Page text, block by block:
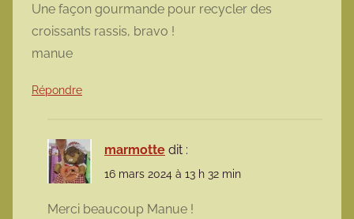
Une façon gourmande pour recycler des
croissants rassis, bravo !
manue
Répondre
marmotte dit :
16 mars 2024 à 13 h 32 min
Merci beaucoup Manue !